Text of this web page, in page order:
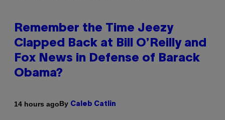
Remember the Time Jeezy
Clapped Back at Bill O’Reilly and
Fox News in Defense of Barack
Obama?
14 hours agoBy Caleb Catlin